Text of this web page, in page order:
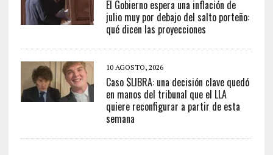
El Gobierno espera una inflación de
julio muy por debajo del salto porteño:
qué dicen las proyecciones
10 AGOSTO, 2026
Caso $LIBRA: una decisión clave quedó
en manos del tribunal que el LLA
quiere reconfigurar a partir de esta
semana